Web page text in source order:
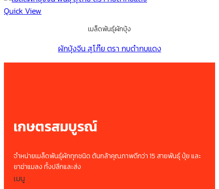
Quick View
เมล็ดพันธุ์ผักบุ้ง
ผักบุ้งจีน สุโก๊ย ตรา กบดำกบแดง
เกษตรสมบูรณ์
จำหน่ายเมล็ดพันธุ์ผักทุกชนิด ต้นกล้าคุณภาพดีกว่า 15 สายพันธุ์ ปุ๋ย และ
ยาฆ่าแมลง ทั้งปลีกและส่ง
เมนู